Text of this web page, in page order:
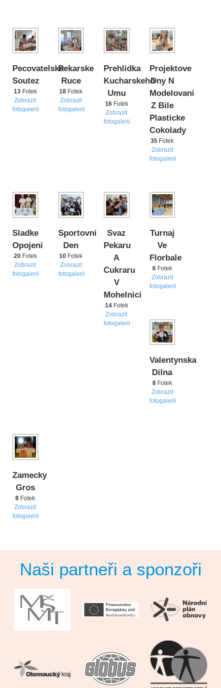
Pecovatelska
Soutez
13Fotek
Zobrazit
fotogalerii
Pekarske
Ruce
18 Fotek
Zobrazit
fotogalerii
Prehlidka
Kucharskeho
Umu
16Fotek
Zobrazit
fotogalerii
Projektove
Dny N
Modelovani
Z Bile
Plasticke
Cokolady
35 Fotek
Zobrazit
fotogalerii
Sladke
Opojeni
20Fotek
Zobrazit
fotogalerii
Sportovni
Den
10 Fotek
Zobrazit
fotogalerii
Svaz
Pekaru
A
Cukraru
V
Mohelnici
14Fotek
Zobrazit
fotogalerii
Turnaj
Ve
Florbale
6Fotek
Zobrazit
fotogalerii
Valentynska
Dilna
8Fotek
Zobrazit
fotogalerii
Zamecky
Gros
8 Fotek
Zobrazit
fotogalerii
Naši partneři a sponzoři